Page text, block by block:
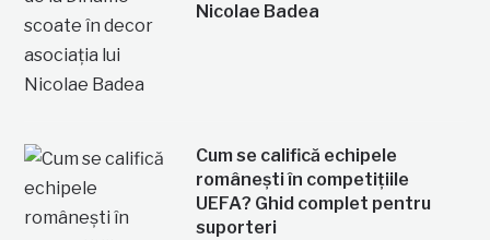
Nicolae Badea
Cum se califică echipele
românești în competițiile
UEFA? Ghid complet pentru
suporteri